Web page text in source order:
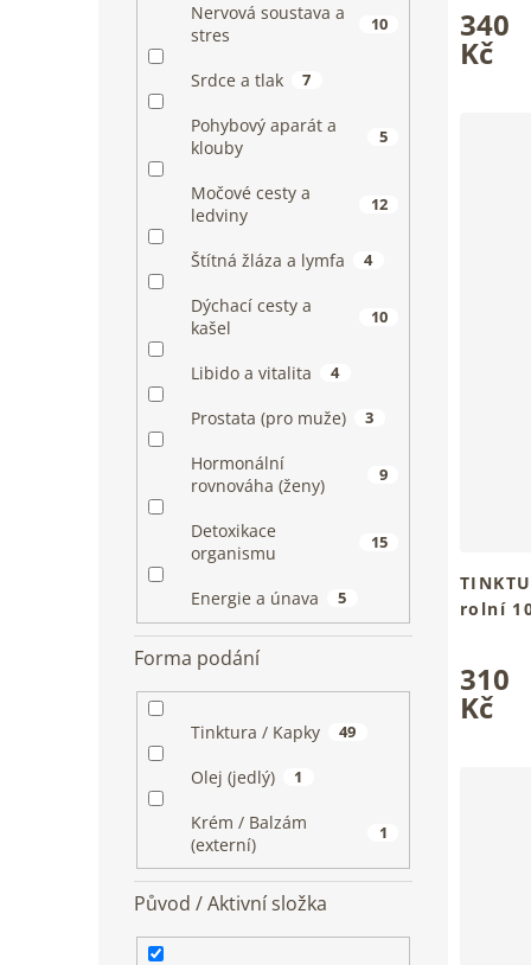
Nervová soustava a
stres
10
Srdce a tlak 7
Pohybový aparát a
klouby
5
Močové cesty a
ledviny
12
Štítná žláza a lymfa 4
Dýchací cesty a
kašel
10
Libido a vitalita 4
Prostata (pro muže) 3
Hormonální
rovnováha (ženy)
9
Detoxikace
organismu
15
Energie a únava 5
Forma podání
Tinktura / Kapky 49
Olej (jedlý) 1
Krém / Balzám
(externí)
1
Původ / Aktivní složka
hodnocení
produktu
je
340
Kč
rolní
hodnocení
produktu
je
310
Kč